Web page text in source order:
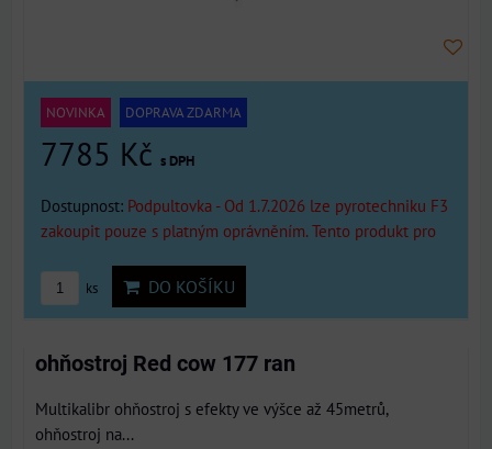
NOVINKA DOPRAVA ZDARMA
7785 Kč s DPH
Dostupnost: Podpultovka - Od 1.7.2026 lze pyrotechniku F3
zakoupit pouze s platným oprávněním. Tento produkt pro
ks DO KOŠÍKU
ohňostroj Red cow 177 ran
Multikalibr ohňostroj s efekty ve výšce až 45metrů,
ohňostroj na...